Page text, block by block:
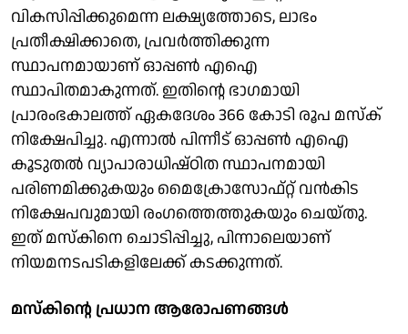
വികസിപ്പിക്കുമെന്ന ലക്ഷ്യത്തോടെ, ലാഭം
പ്രതീക്ഷിക്കാതെ, പ്രവർത്തിക്കുന്ന
സ്ഥാപനമായാണ് ഓപ്പൺ എഐ
സ്ഥാപിതമാകുന്നത്. ഇതിന്റെ ഭാഗമായി
പ്രാരംഭകാലത്ത് ഏകദേശം 366 കോടി രൂപ മസ്‌ക്
നിക്ഷേപിച്ചു. എന്നാൽ പിന്നീട് ഓപ്പൺ എഐ
കൂടുതൽ വ്യാപാരാധിഷ്ഠിത സ്ഥാപനമായി
പരിണമിക്കുകയും മൈക്രോസോഫ്റ്റ് വൻകിട
നിക്ഷേപവുമായി രംഗത്തെത്തുകയും ചെയ്തു.
ഇത് മസ്കിനെ ചൊടിപ്പിച്ചു, പിന്നാലെയാണ്
നിയമനടപടികളിലേക്ക് കടക്കുന്നത്.
മസ്കിന്റെ പ്രധാന ആരോപണങ്ങൾ